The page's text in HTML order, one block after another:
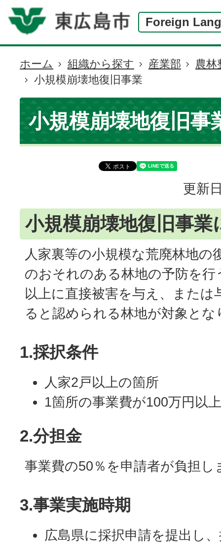
Foreign
現
在
の
置
ホーム 組織から探す 産業部
農林
小規模崩壊地復旧事業
小規模崩壊地復旧事
更新
小規模崩壊地復旧事業
人家裏等の小規模な荒廃林地の
のおそれのある林地の予防を行
以上に直接被害を与え、また
ると認められる林地が対象とな
1.採択条件
人家2戸以上の箇所
1箇所の事業費が100万円以上
2.分担金
事業費の50％を申請者が負担し
3.事業実施時期
広島県に採択申請を提出し